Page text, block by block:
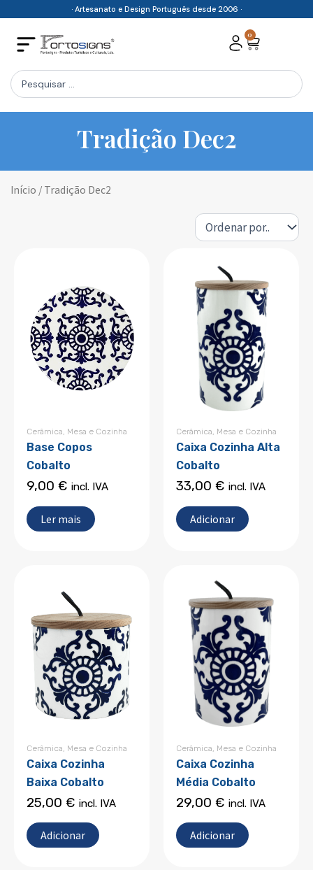
content
· Artesanato e Design Português desde 2006 ·
0
Cart
Search
...
Tradição Dec2
Início / Tradição Dec2
Cerâmica Mesa e Cozinha
Base Copos
Cobalto
9,00 € incl. IVA
Ler mais
Cerâmica Mesa e Cozinha
Caixa Cozinha Alta
Cobalto
33,00 € incl. IVA
Adicionar
Cerâmica Mesa e Cozinha
Caixa Cozinha
Baixa Cobalto
25,00 € incl. IVA
Adicionar
Cerâmica Mesa e Cozinha
Caixa Cozinha
Média Cobalto
29,00 € incl. IVA
Adicionar